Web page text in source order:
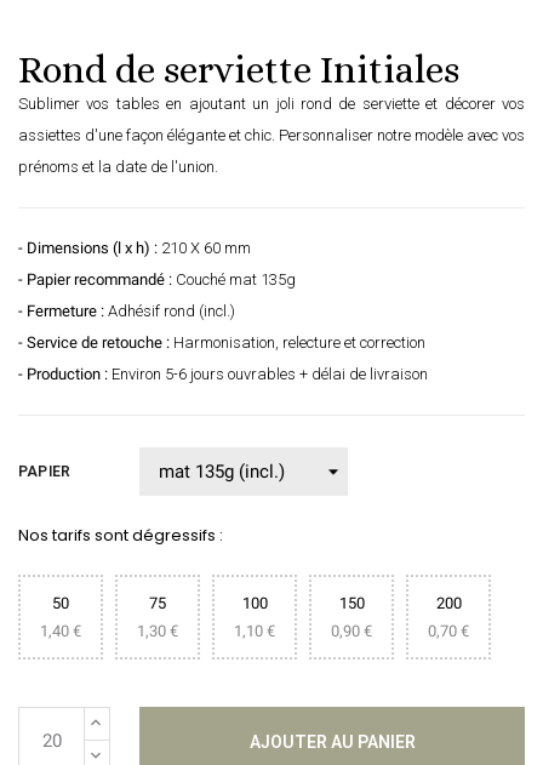
Rond de serviette Initiales
Sublimer vos tables en ajoutant un joli rond de serviette et décorer vos
assiettes d'une façon élégante et chic. Personnaliser notre modèle avec vos
prénoms et la date de l'union.
- Dimensions (l x h) : 210 X 60 mm
- Papier recommandé : Couché mat 135g
- Fermeture : Adhésif rond (incl.)
- Service de retouche : Harmonisation, relecture et correction
- Production : Environ 5-6 jours ouvrables + délai de livraison
PAPIER
Nos tarifs sont dégressifs :
50
1,40 €
75
1,30 €
100
1,10 €
150
0,90 €
200
0,70 €
AJOUTER AU PANIER